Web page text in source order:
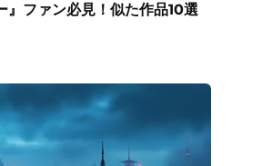
』ファン必見！似た作品10選